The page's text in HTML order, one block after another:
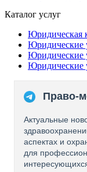
Каталог услуг
Юридическая
Юридические
Юридические
Юридические
Право-
Актуальные
аспектах и
для